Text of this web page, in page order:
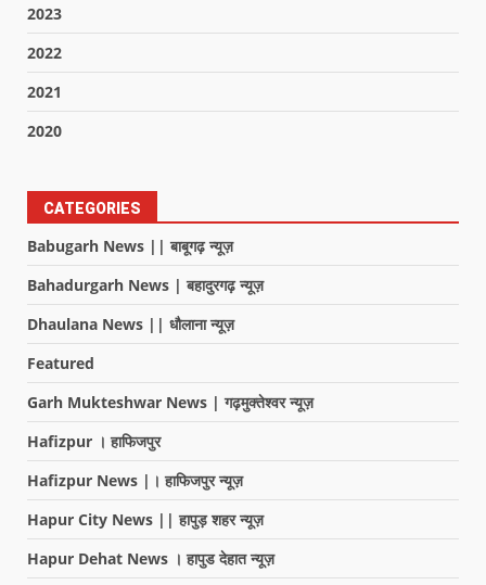
2023
2022
2021
2020
CATEGORIES
Babugarh News || बाबूगढ़ न्यूज़
Bahadurgarh News | बहादुरगढ़ न्यूज़
Dhaulana News || धौलाना न्यूज़
Featured
Garh Mukteshwar News | गढ़मुक्तेश्वर न्यूज़
Hafizpur । हाफिजपुर
Hafizpur News |। हाफिजपुर न्यूज़
Hapur City News || हापुड़ शहर न्यूज़
Hapur Dehat News । हापुड देहात न्यूज़